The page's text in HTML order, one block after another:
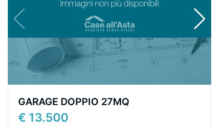
GARAGE DOPPIO 27MQ
€ 13.500